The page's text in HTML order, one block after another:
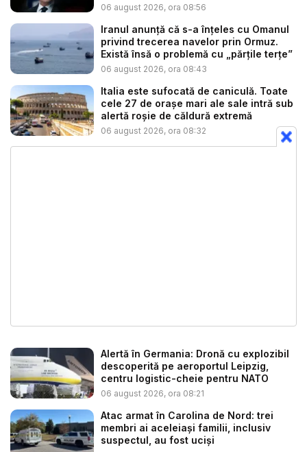
06 august 2026, ora 08:56
Iranul anunță că s-a înțeles cu Omanul
privind trecerea navelor prin Ormuz.
Există însă o problemă cu „părțile terțe”
06 august 2026, ora 08:43
Italia este sufocată de caniculă. Toate
cele 27 de oraşe mari ale sale intră sub
alertă roșie de căldură extremă
06 august 2026, ora 08:32
Alertă în Germania: Dronă cu explozibil
descoperită pe aeroportul Leipzig,
centru logistic-cheie pentru NATO
06 august 2026, ora 08:21
Atac armat în Carolina de Nord: trei
membri ai aceleiași familii, inclusiv
suspectul, au fost uciși